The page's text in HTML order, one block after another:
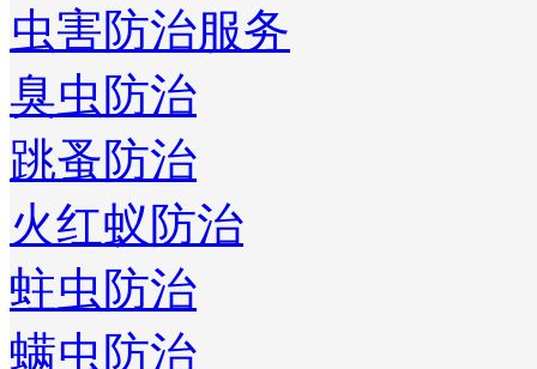
虫害防治服务
臭虫防治
跳蚤防治
火红蚁防治
蛀虫防治
螨虫防治